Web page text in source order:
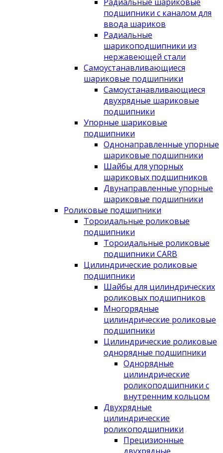
подшипники с каналом для
ввода шариков
Радиальные
шарикоподшипники из
нержавеющей стали
Самоустанавливающиеся
шариковые подшипники
Самоустанавливающиеся
двухрядные шариковые
подшипники
Упорные шариковые
подшипники
Однонаправленные упорные
шариковые подшипники
Шайбы для упорных
шариковых подшипников
Двунаправленные упорные
шариковые подшипники
Роликовые подшипники
Тороидальные роликовые
подшипники
Тороидальные роликовые
подшипники CARB
Цилиндрические роликовые
подшипники
Шайбы для цилиндрических
роликовых подшипников
Многорядные
цилиндрические роликовые
подшипники
Цилиндрические роликовые
однорядные подшипники
Однорядные
цилиндрические
роликоподшипники с
внутренним кольцом
Двухрядные
цилиндрические
роликоподшипники
Прецизионные